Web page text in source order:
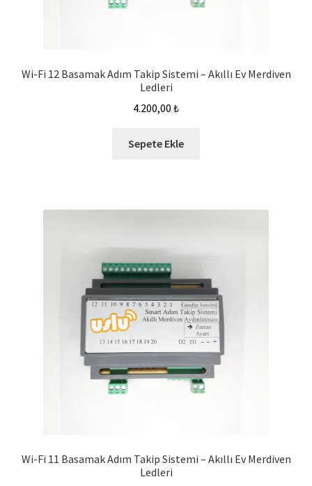
Wi-Fi 12 Basamak Adım Takip Sistemi – Akıllı Ev Merdiven
Ledleri
4.200,00 ₺
Sepete Ekle
Wi-Fi 11 Basamak Adım Takip Sistemi – Akıllı Ev Merdiven
Ledleri